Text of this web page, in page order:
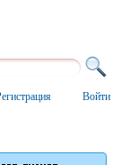
Войти